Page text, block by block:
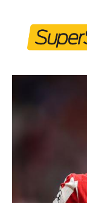
content